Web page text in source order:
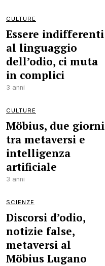
CULTURE
Essere indifferenti
al linguaggio
dell’odio, ci muta
in complici
3 anni
CULTURE
Möbius, due giorni
tra metaversi e
intelligenza
artificiale
3 anni
SCIENZE
Discorsi d’odio,
notizie false,
metaversi al
Möbius Lugano